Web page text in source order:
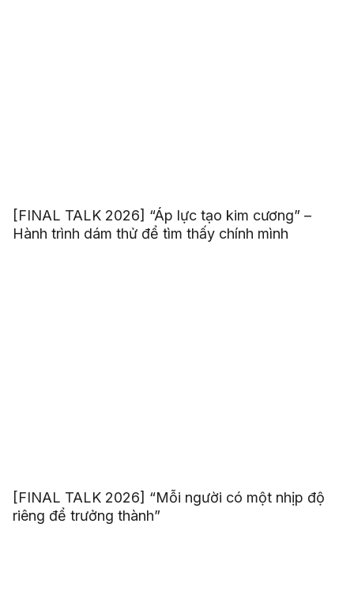
[FINAL TALK 2026] “Áp lực tạo kim cương” –
Hành trình dám thử để tìm thấy chính mình
[FINAL TALK 2026] “Mỗi người có một nhịp độ
riêng để trưởng thành”